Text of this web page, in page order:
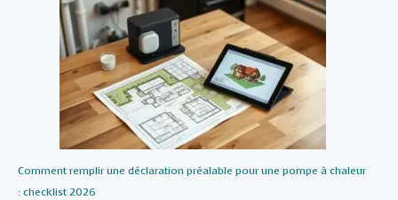
Comment remplir une déclaration préalable pour une pompe à chaleur
: checklist 2026